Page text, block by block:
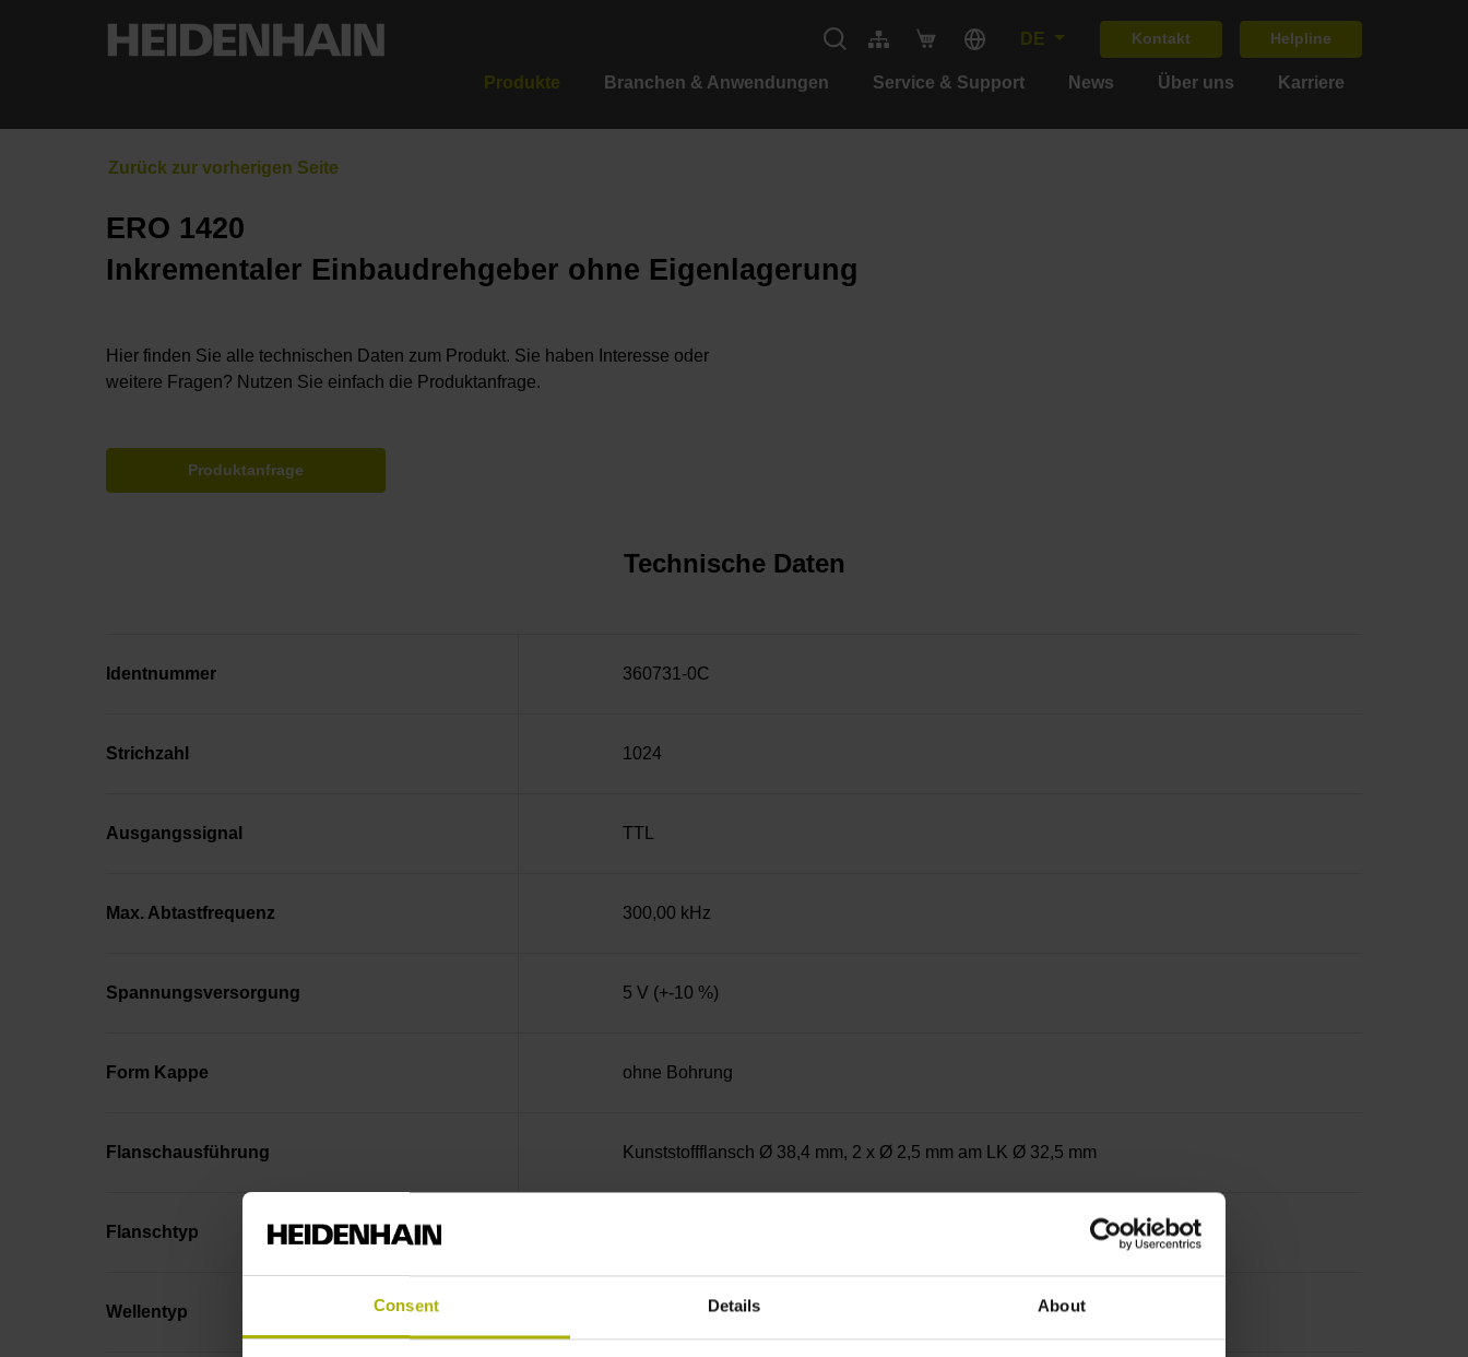
Consent Details About
DE Kontakt Helpline
Produkte Branchen & Anwendungen Service & Support News Über uns Karriere
ERO 1420
Inkrementaler Einbaudrehgeber ohne Eigenlagerung
Hier finden Sie alle technischen Daten zum Produkt. Sie haben Interesse oder
weitere Fragen? Nutzen Sie einfach die Produktanfrage.
Produktanfrage
Technische Daten
Identnummer 360731-0C
Strichzahl 1024
Ausgangssignal TTL
Max. Abtastfrequenz 300,00 kHz
Spannungsversorgung 5 V (+-10 %)
Form Kappe ohne Bohrung
Flanschausführung Kunststoffflansch Ø 38,4 mm, 2 x Ø 2,5 mm am LK Ø 32,5 mm
Flanschtyp 18 Welle: Hohlwelle mit Radialbefestigung, Durchmesser 6 mm
Wellentyp